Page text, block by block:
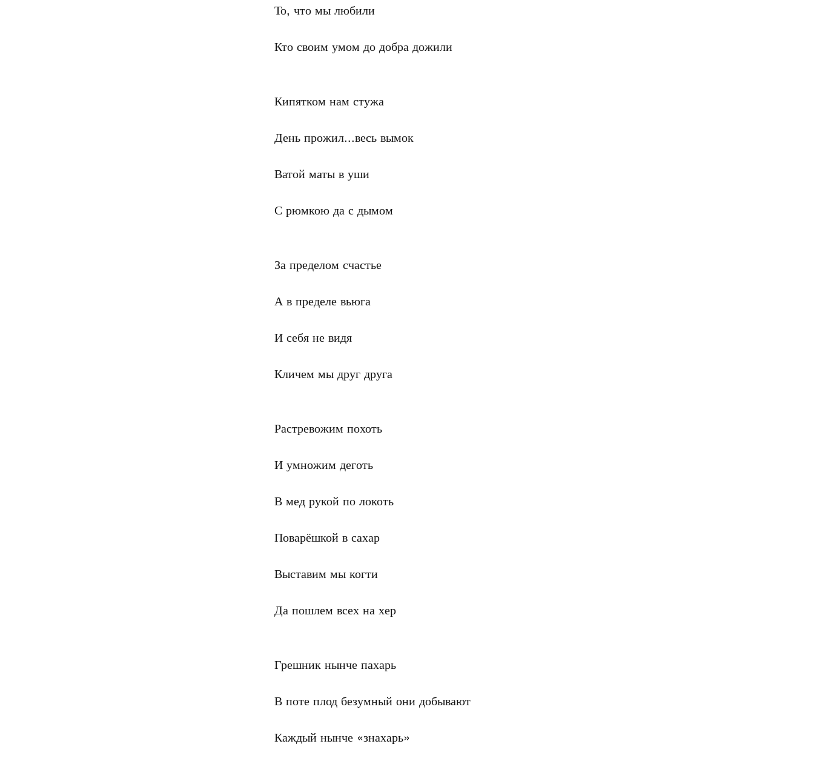
То, что мы любили
Кто своим умом до добра дожили
Кипятком нам стужа
День прожил...весь вымок
Ватой маты в уши
С рюмкою да с дымом
За пределом счастье
А в пределе вьюга
И себя не видя
Кличем мы друг друга
Растревожим похоть
И умножим деготь
В мед рукой по локоть
Поварёшкой в сахар
Выставим мы когти
Да пошлем всех на хер
Грешник нынче пахарь
В поте плод безумный они добывают
Каждый нынче «знахарь»